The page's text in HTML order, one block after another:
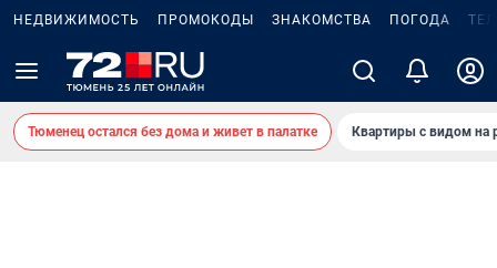
НЕДВИЖИМОСТЬ ПРОМОКОДЫ ЗНАКОМСТВА ПОГОДА
Тюменец остался без дома и живет в палатке Квартиры с видом на